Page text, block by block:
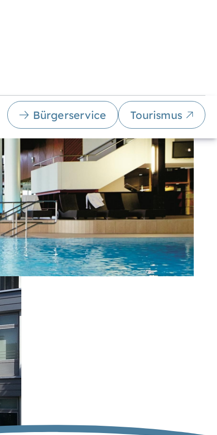
Bürgerservice Tourismus